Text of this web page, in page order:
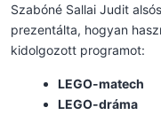
Szabóné Sallai Judit
prezentálta, hogyan
kidolgozott programot:
LEGO-matech
LEGO-dráma